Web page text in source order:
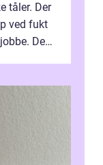
tåler. Der
ved fukt
Den